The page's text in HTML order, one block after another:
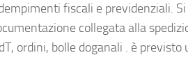
fiscali e previdenziali.
collegata alla
ordini, bolle doganali . è